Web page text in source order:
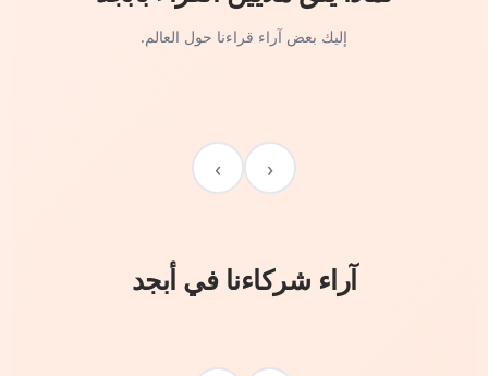
إليك بعض آراء قراءنا حول العالم.
‹
›
آراء شركاءنا في أبجد